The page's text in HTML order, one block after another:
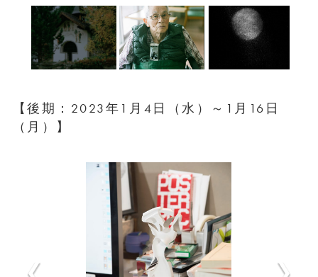
【後期：2023年1月4日（水）～1月16日
（月）】